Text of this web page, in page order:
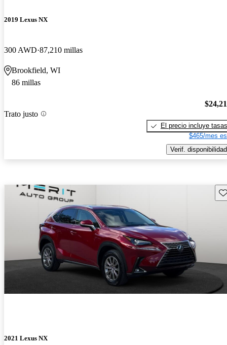
2019 Lexus NX
300 AWD 87,210 millas
Brookfield, WI
86 millas
Trato justo
El precio incluye tasas
$465/mes
Verif. disponibilidad
2021 Lexus NX